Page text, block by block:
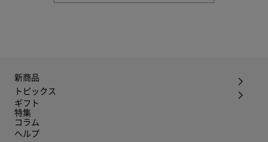
新商品
トピックス
ギフト
特集
コラム
ヘルプ